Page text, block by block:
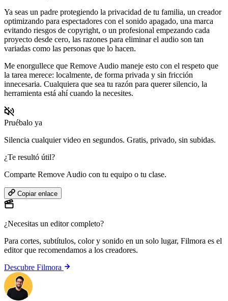
Ya seas un padre protegiendo la privacidad de tu familia, un creador
optimizando para espectadores con el sonido apagado, una marca
evitando riesgos de copyright, o un profesional empezando cada
proyecto desde cero, las razones para eliminar el audio son tan
variadas como las personas que lo hacen.
Me enorgullece que Remove Audio maneje esto con el respeto que
la tarea merece: localmente, de forma privada y sin fricción
innecesaria. Cualquiera que sea tu razón para querer silencio, la
herramienta está ahí cuando la necesites.
Pruébalo ya
Silencia cualquier video en segundos. Gratis, privado, sin subidas.
¿Te resultó útil?
Comparte Remove Audio con tu equipo o tu clase.
Copiar enlace
¿Necesitas un editor completo?
Para cortes, subtítulos, color y sonido en un solo lugar, Filmora es el
editor que recomendamos a los creadores.
Descubre Filmora